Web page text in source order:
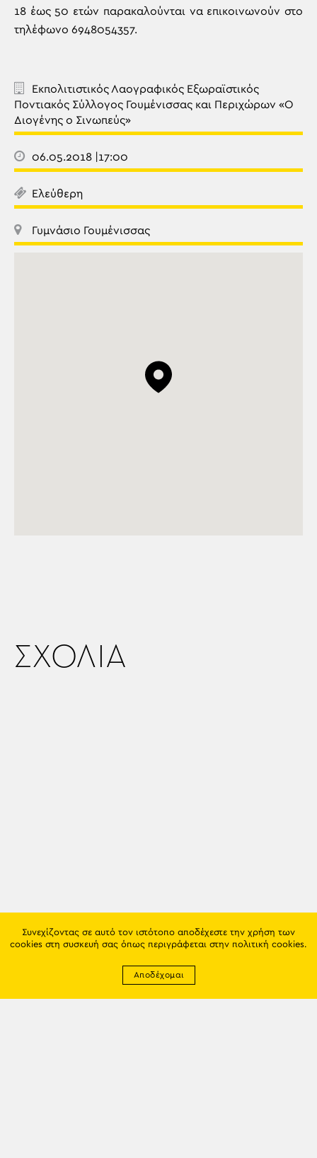
18 έως 50 ετών παρακαλούνται να επικοινωνούν στο
τηλέφωνο 6948054357.
Εκπολιτιστικός Λαογραφικός Εξωραϊστικός
Ποντιακός Σύλλογος Γουμένισσας και Περιχώρων «Ο
Διογένης ο Σινωπεύς»
06.05.2018 |17:00
Ελεύθερη
Γυμνάσιο Γουμένισσας
ΣΧΟΛΙΑ
Συνεχίζοντας σε αυτό τον ιστότοπο αποδέχεστε την χρήση των
cookies στη συσκευή σας όπως περιγράφεται στην πολιτική cookies.
Αποδέχομαι